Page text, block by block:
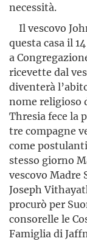
necessità.
Il vescovo
questa casa il
a
ricevette dal
diventerà
nome religioso
Thresia fece la
tre compagne
come
stesso giorno
vescovo Madre
Joseph
pro­curò per
consorelle le
Famiglia di